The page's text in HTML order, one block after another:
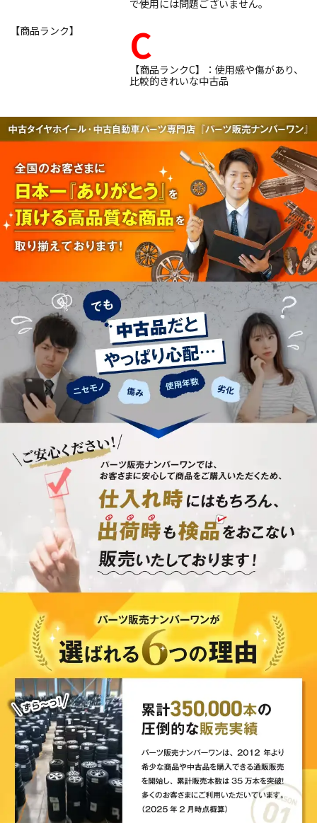
で使用には問題ございません。
【商品ランク】
C
【商品ランクC】：使用感や傷があり、
比較的きれいな中古品